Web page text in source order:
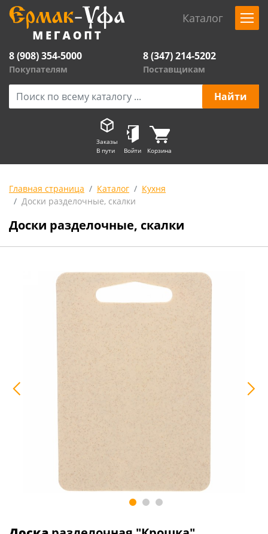
Каталог
8 (908) 354-5000
Покупателям
8 (347) 214-5202
Поставщикам
Заказы
В пути
Войти Корзина
Главная страница Каталог
Кухня
Доски разделочные, скалки
Доски разделочные, скалки